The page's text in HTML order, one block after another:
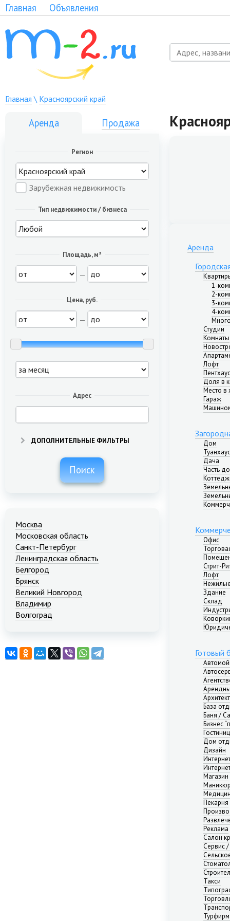
Главная Объявления
Главная \ Красноярский край
Аренда Продажа
Регион
Зарубежная недвижимость
Тип недвижимости / бизнеса
Площадь, м²
—
Цена, руб.
—
Адрес
ДОПОЛНИТЕЛЬНЫЕ ФИЛЬТРЫ
Поиск
Москва
Московская область
Санкт-Петербург
Ленинградская область
Белгород
Брянск
Великий Новгород
Владимир
Волгоград
Казань
Калининград
Аренда
1-
2-
3-
4-
Студии
Комнаты
Лофт
Пентхаус
Доля в
Место в
Гараж
Дом
Туанхаус
Дача
Часть
Офис
Стрит-
Лофт
Здание
Склад
Готовый
База
Баня /
Бизнес
Дом
Дизайн
Магазин
Пекарня
Реклама
Салон
Сервис /
Такси